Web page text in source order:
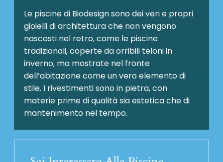
Le piscine di Biodesign sono dei veri e propri
gioielli di architettura che non vengono
nascosti nel retro, come le piscine
tradizionali, coperte da orribili teloni in
inverno, ma mostrate nel fronte
dell’abitazione come un vero elemento di
stile. I rivestimenti sono in pietra, con
materie prime di qualità sia estetica che di
mantenimento nel tempo.